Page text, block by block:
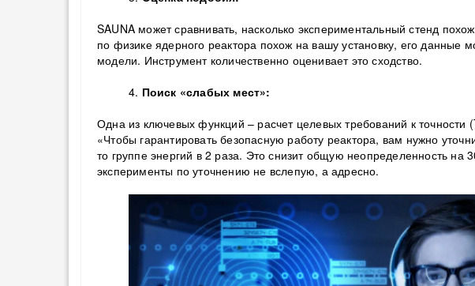
SAUNA может сравнивать, насколько экспериментальный стенд
по физике ядерного реактора похож на вашу установку, его данные
модели. Инструмент количественно оценивает это сходство.
4. Поиск «слабых мест»:
Одна из ключевых функций – расчет целевых требований к
«Чтобы гарантировать безопасную работу реактора, вам нужно
то группе энергий в 2 раза. Это снизит общую неопределенность на
эксперименты по уточнению не вслепую, а адресно.